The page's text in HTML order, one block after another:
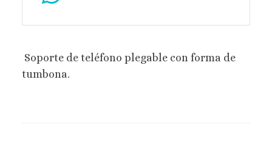
Soporte de teléfono plegable con forma de
tumbona.